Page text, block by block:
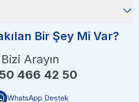
Bir Şey Mi Var?
Bizi Arayın
466 42 50
WhatsApp Destek